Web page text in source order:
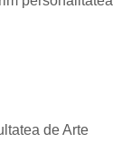
de Arte